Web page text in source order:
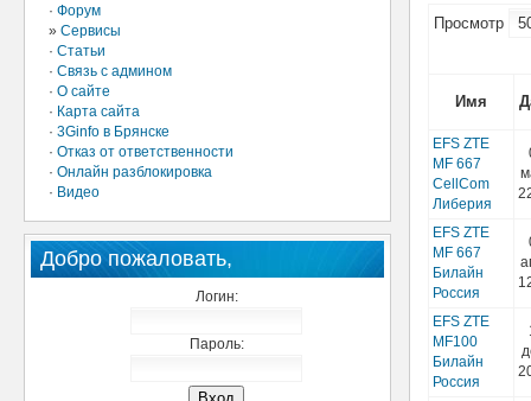
· Форум
» Сервисы
· Статьи
· Связь с админом
· О сайте
· Карта сайта
· 3Ginfo в Брянске
· Отказ от ответственности
· Онлайн разблокировка
· Видео
Добро пожаловать,
Логин:
Пароль:
Просмотр
Имя
EFS ZTE
MF 667
CellCom
Либерия
EFS ZTE
MF 667
Билайн
Россия
EFS ZTE
MF100
Билайн
Россия